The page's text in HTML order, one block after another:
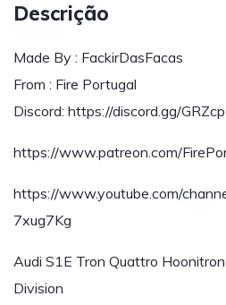
Descrição
Made By : FackirDasFacas
From : Fire Portugal
Discord: https://discord.gg/
https://www.patreon.com/
https://www.youtube.com/
7xug7Kg
Audi S1E Tron Quattro
Division